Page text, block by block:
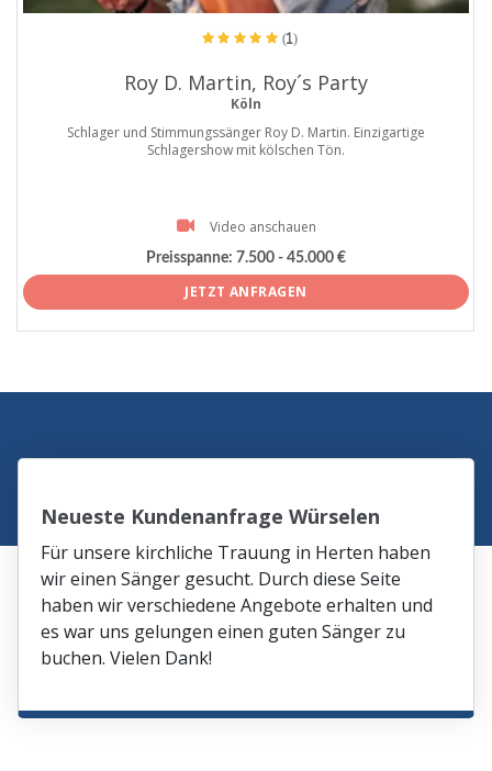
(1)
Roy D. Martin, Roy´s Party
Köln
Schlager und Stimmungssänger Roy D. Martin. Einzigartige
Schlagershow mit kölschen Tön.
Video anschauen
Preisspanne: 7.500 - 45.000 €
JETZT ANFRAGEN
Neueste Kundenanfrage Würselen
Für unsere kirchliche Trauung in Herten haben
wir einen Sänger gesucht. Durch diese Seite
haben wir verschiedene Angebote erhalten und
es war uns gelungen einen guten Sänger zu
buchen. Vielen Dank!